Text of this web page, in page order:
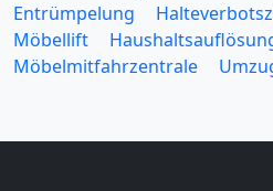
Entrümpelung
Möbellift
Möbelmitfahrzentrale